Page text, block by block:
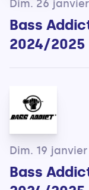
Dim. 26
Bass
2024/2025
Dim. 19
Bass